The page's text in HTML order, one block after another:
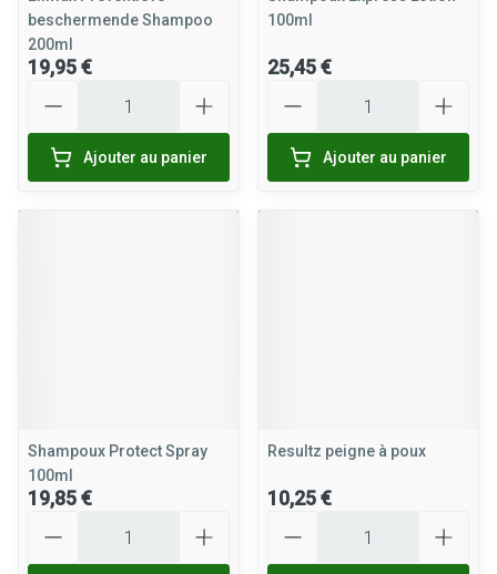
beschermende Shampoo
200ml
19,95 €
Ajouter au panier
100ml
25,45 €
Ajouter au panier
Shampoux Protect Spray
100ml
19,85 €
Resultz peigne à poux
10,25 €